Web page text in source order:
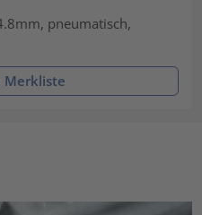
pneumatisch,
Merkliste